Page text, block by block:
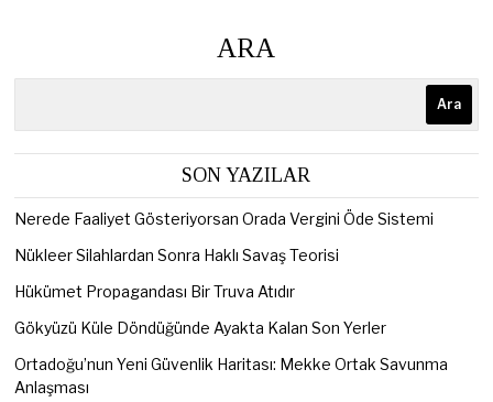
ARA
Ara
SON YAZILAR
Nerede Faaliyet Gösteriyorsan Orada Vergini Öde Sistemi
Nükleer Silahlardan Sonra Haklı Savaş Teorisi
Hükümet Propagandası Bir Truva Atıdır
Gökyüzü Küle Döndüğünde Ayakta Kalan Son Yerler
Ortadoğu’nun Yeni Güvenlik Haritası: Mekke Ortak Savunma
Anlaşması